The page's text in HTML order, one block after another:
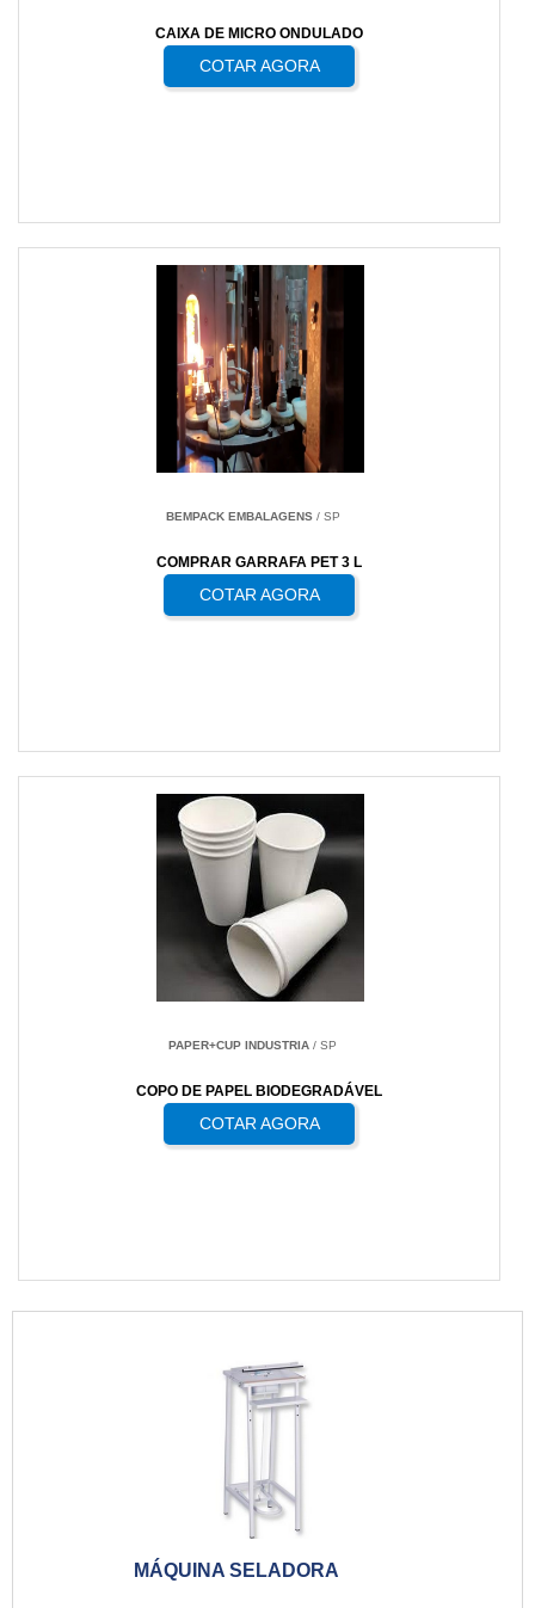
CAIXA DE MICRO ONDULADO
COTAR AGORA
BEMPACK EMBALAGENS/ SP
COMPRAR GARRAFA PET 3 L
COTAR AGORA
PAPER+CUP INDUSTRIA / SP
COPO DE PAPEL BIODEGRADÁVEL
COTAR AGORA
MÁQUINA SELADORA